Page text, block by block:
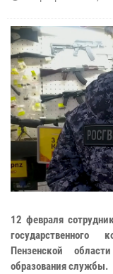
12 февраля
Пензенской
образования службы.